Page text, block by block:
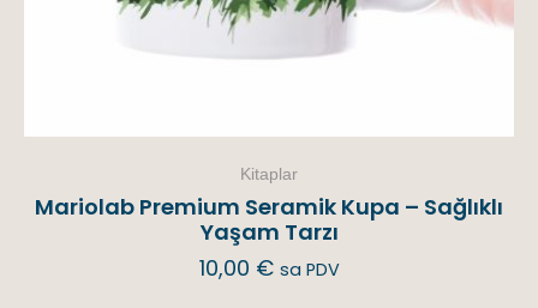
Kitaplar
Mariolab Premium Seramik Kupa – Sağlıklı
Yaşam Tarzı
10,00 € sa PDV